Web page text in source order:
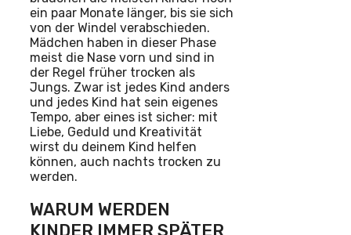
ein paar Monate länger, bis sie sich
von der Windel verabschieden.
Mädchen haben in dieser Phase
meist die Nase vorn und sind in
der Regel früher trocken als
Jungs. Zwar ist jedes Kind anders
und jedes Kind hat sein eigenes
Tempo, aber eines ist sicher: mit
Liebe, Geduld und Kreativität
wirst du deinem Kind helfen
können, auch nachts trocken zu
werden.
WARUM WERDEN
KINDER IMMER SPÄTER